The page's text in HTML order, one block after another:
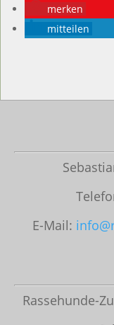
merken
mitteilen
E-Mail:
Rassehunde-